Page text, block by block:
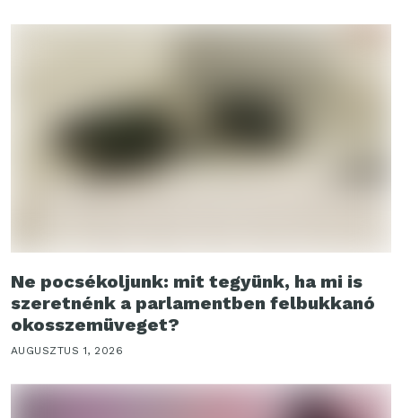
Ne pocsékoljunk: mit tegyünk, ha mi is
szeretnénk a parlamentben felbukkanó
okosszemüveget?
AUGUSZTUS 1, 2026